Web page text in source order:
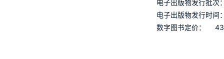
电子出版物发行批次
电子出版物发行时间
数字图书定价：